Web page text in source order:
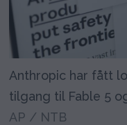
Anthropic har fått
tilgang til Fable 5
AP / NTB